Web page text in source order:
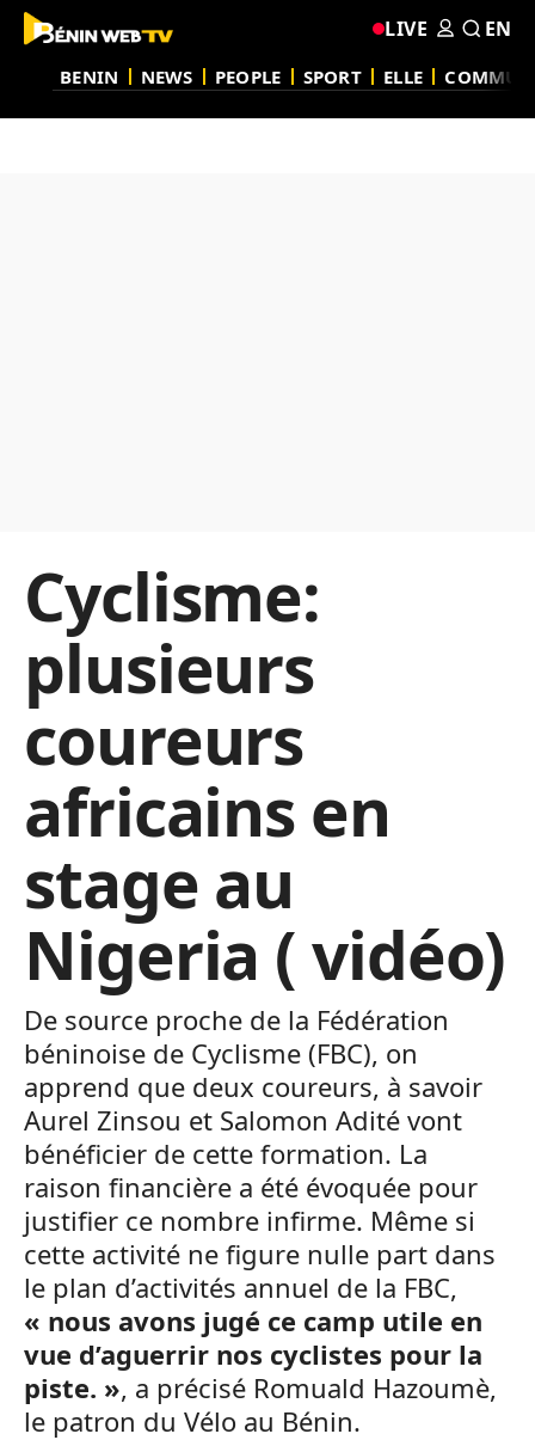
BENIN NEWS PEOPLE SPORT ELLE
LIVE EN
Cyclisme:
plusieurs
coureurs
africains en
stage au
Nigeria ( vidéo)
De source proche de la Fédération
béninoise de Cyclisme (FBC), on
apprend que deux coureurs, à savoir
Aurel Zinsou et Salomon Adité vont
bénéficier de cette formation. La
raison financière a été évoquée pour
justifier ce nombre infirme. Même si
cette activité ne figure nulle part dans
le plan d’activités annuel de la FBC,
« nous avons jugé ce camp utile en
vue d’aguerrir nos cyclistes pour la
piste. », a précisé Romuald Hazoumè,
le patron du Vélo au Bénin.